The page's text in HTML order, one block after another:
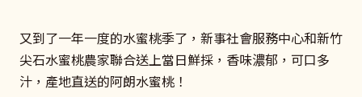
又到了一年一度的水蜜桃季了，新事社會服務中心和新竹
尖石水蜜桃農家聯合送上當日鮮採，香味濃郁，可口多
汁，產地直送的阿朗水蜜桃！